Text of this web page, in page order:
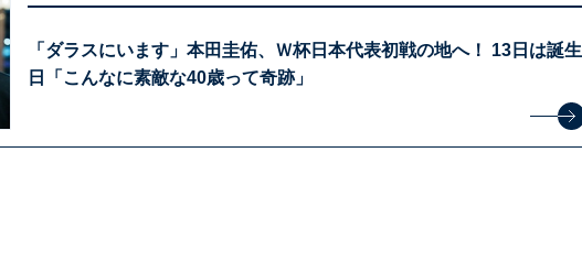
「ダラスにいます」本田圭佑、Ｗ杯日本代表初戦の地へ！ 13日は誕生
日「こんなに素敵な40歳って奇跡」